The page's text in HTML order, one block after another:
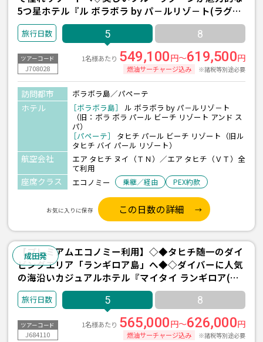
5つ星ホテル『ル ボラボラ by パ－ルリゾ－ト(ラグー
ン水上バンガロー/朝・夕食付)/2泊』＋パペーテ1泊 5
日間 ＜往復送迎付き＞
5 8
ツアーコード
J708028
1名様あたり 549,100円～619,500円
燃油サーチャージ込み ※諸税等別途必要
訪問都市 ボラボラ島／パペーテ
ホテル ［ボラボラ島］
ル ボラボラ by パ－ルリゾ－ト
（旧：ボラ ボラ パール ビーチ リゾート アンド ス
パ）
［パペーテ］
タヒチ パール ビーチ リゾート（旧ル
タヒチ バイ パール リゾート）
航空会社
エア タヒチ ヌイ（ＴＮ）／エア タヒチ（ＶＴ）全
て利用
座席クラス エコノミー 乗継／経由 PEX約款
お気に入りに保存 この日数の詳細
成田発
【プレミアムエコノミー利用】◇◆タヒチ随一のダイ
ビングエリア「ランギロア島」へ◆◇ダイバーに人気
の海沿いカジュアルホテル『マイタイ ランギロア(ガ
ーデンバンガロー/朝食付)/2泊』＋パペーテ1泊 5日間
＜往復送迎付き＞【エアタヒチヌイ利用】
5 8
ツアーコード
J684110
1名様あたり 565,000円～626,000円
燃油サーチャージ込み ※諸税等別途必要